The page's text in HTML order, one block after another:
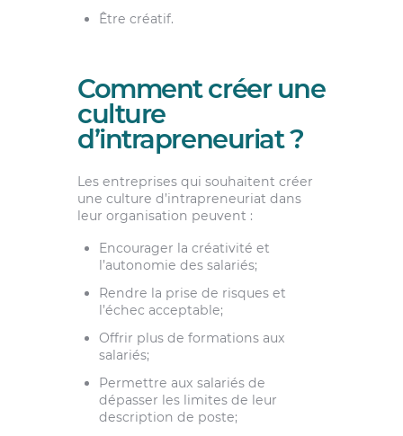
Être créatif.
Comment créer une
culture
d’intrapreneuriat ?
Les entreprises qui souhaitent créer
une culture d’intrapreneuriat dans
leur organisation peuvent :
Encourager la créativité et
l’autonomie des salariés;
Rendre la prise de risques et
l’échec acceptable;
Offrir plus de formations aux
salariés;
Permettre aux salariés de
dépasser les limites de leur
description de poste;